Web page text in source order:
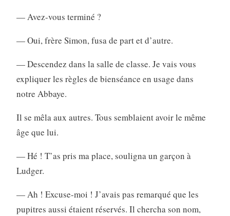
— Avez-vous terminé ?
— Oui, frère Simon, fusa de part et d’autre.
— Descendez dans la salle de classe. Je vais vous
expliquer les règles de bienséance en usage dans
notre Abbaye.
Il se mêla aux autres. Tous semblaient avoir le même
âge que lui.
— Hé ! T’as pris ma place, souligna un garçon à
Ludger.
— Ah ! Excuse-moi ! J’avais pas remarqué que les
pupitres aussi étaient réservés. Il chercha son nom,